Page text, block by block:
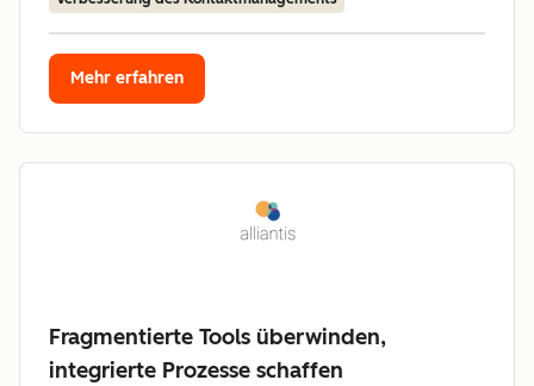
Mehr erfahren
Fragmentierte Tools überwinden,
integrierte Prozesse schaffen